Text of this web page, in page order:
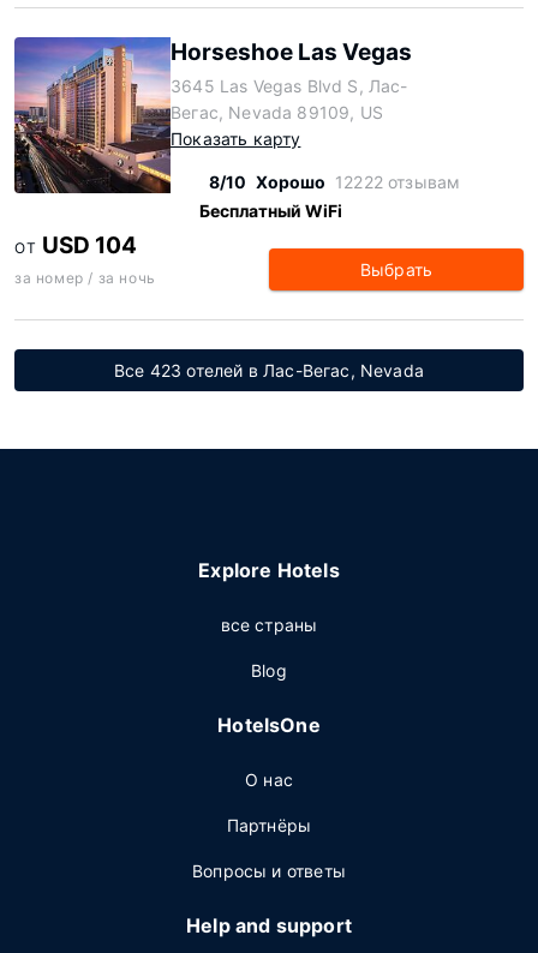
Horseshoe Las Vegas
3645 Las Vegas Blvd S, Лас-
Вегас, Nevada 89109, US
Показать карту
8/10 Хорошо 12222 отзывам
Бесплатный WiFi
ОТ USD 104
за номер / за ночь Выбрать
Все 423 отелей в Лас-Вегас, Nevada
Explore Hotels
все страны
Blog
HotelsOne
О нас
Партнёры
Вопросы и ответы
Help and support